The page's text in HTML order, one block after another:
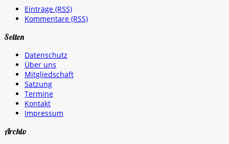
Einträge (RSS)
Kommentare (RSS)
Seiten
Datenschutz
Über uns
Mitgliedschaft
Satzung
Termine
Kontakt
Impressum
Archiv